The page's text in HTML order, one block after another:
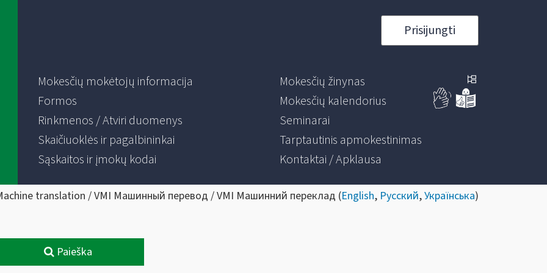
Prisijungti
Mokesčių mokėtojų informacija
Formos
Rinkmenos / Atviri duomenys
Skaičiuoklės ir pagalbininkai
Sąskaitos ir įmokų kodai
Mokesčių žinynas
Mokesčių kalendorius
Seminarai
Tarptautinis apmokestinimas
Kontaktai / Apklausa
translation / VMI Машинный перевод / VMI Машинний переклад (English, Русский,Українська)
Paieška